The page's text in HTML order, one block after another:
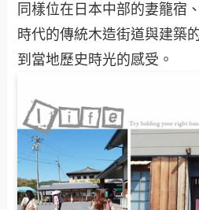
同樣位在日本中部的妻籠宿
時代的傳統木造街道與建築
到當地歷史時光的感受。